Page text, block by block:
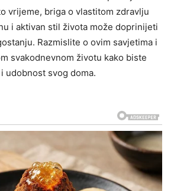
vrijeme, briga o vlastitom zdravlju
i aktivan stil života može doprinijeti
Razmislite o ovim savjetima i
svakodnevnom životu kako biste
udobnost svog doma.